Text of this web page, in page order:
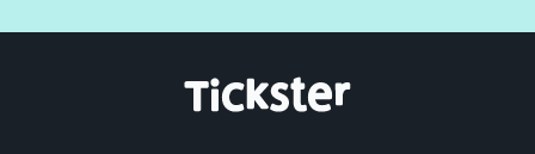
Om Tickster